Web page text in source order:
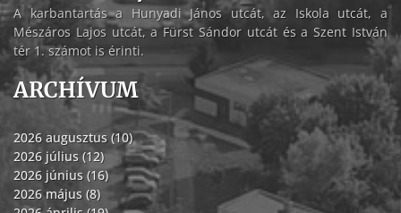
A karbantartás a Hunyadi János utcát, az Iskola utcát, a
Mészáros Lajos utcát, a Fürst Sándor utcát és a Szent István
tér 1. számot is érinti.
ARCHÍVUM
2026 augusztus (10)
2026 július (12)
2026 június (16)
2026 május (8)